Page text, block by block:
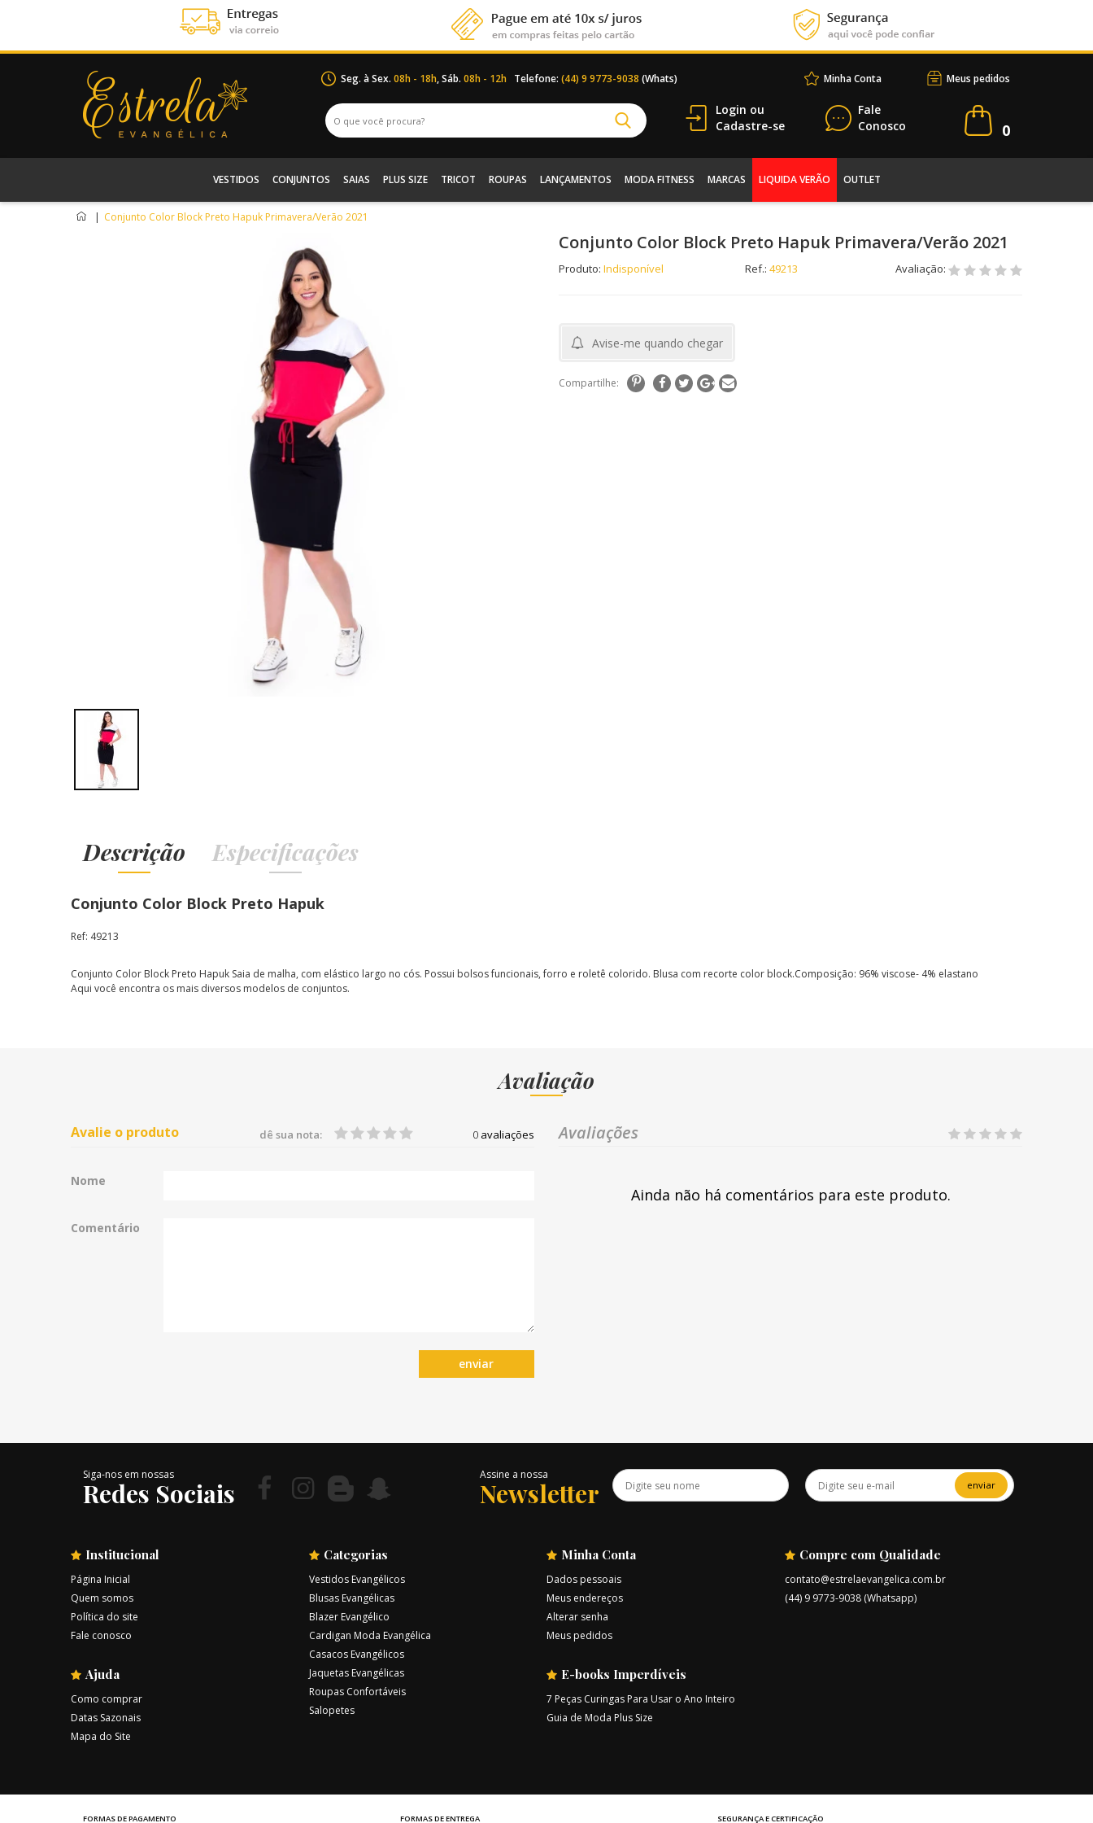
Seg. à Sex. 08h - 18h, Sáb. 08h - 12h Telefone: (44) 9 9773-9038 (Whats) Meus pedidos
Minha Conta
Login ou
Cadastre-se
Fale
Conosco
0
VESTIDOS CONJUNTOS SAIAS PLUS SIZE TRICOT ROUPAS LANÇAMENTOS MODA FITNESS MARCAS LIQUIDA VERÃO OUTLET
| Conjunto Color Block Preto Hapuk Primavera/Verão 2021
Conjunto Color Block Preto Hapuk Primavera/Verão 2021
Produto: Indisponível Ref.: 49213 Avaliação:
Avise-me quando chegar
Compartilhe:
Descrição
Conjunto Color Block Preto Hapuk
Ref: 49213
Conjunto Color Block Preto Hapuk Saia de malha, com elástico largo no cós. Possui bolsos funcionais, forro e roletê colorido. Blusa com recorte color block.Composição: 96% viscose- 4% elastano
Aqui você encontra os mais diversos modelos de conjuntos.
Especificações
Avaliação
Avalie o produto 0 avaliações
dê sua nota:
Nome
Comentário
enviar
Avaliações
Ainda não há comentários para este produto.
Siga-nos em nossas
Redes Sociais
Assine a nossa
Newsletter enviar
Institucional
Página Inicial
Quem somos
Política do site
Fale conosco
Ajuda
Como comprar
Datas Sazonais
Mapa do Site
Categorias
Vestidos Evangélicos
Blusas Evangélicas
Blazer Evangélico
Cardigan Moda Evangélica
Casacos Evangélicos
Jaquetas Evangélicas
Roupas Confortáveis
Salopetes
Minha Conta
Dados pessoais
Meus endereços
Alterar senha
Meus pedidos
E-books Imperdíveis
7 Peças Curingas Para Usar o Ano Inteiro
Guia de Moda Plus Size
Compre com Qualidade
contato@estrelaevangelica.com.br
(44) 9 9773-9038 (Whatsapp)
FORMAS DE PAGAMENTO FORMAS DE ENTREGA SEGURANÇA E CERTIFICAÇÃO